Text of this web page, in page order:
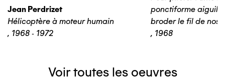
Jean Perdrizet
Hélicoptère à moteur humain
, 1968 - 1972
ponctiforme
broder le fil de nos
, 1968
Voir toutes les oeuvres